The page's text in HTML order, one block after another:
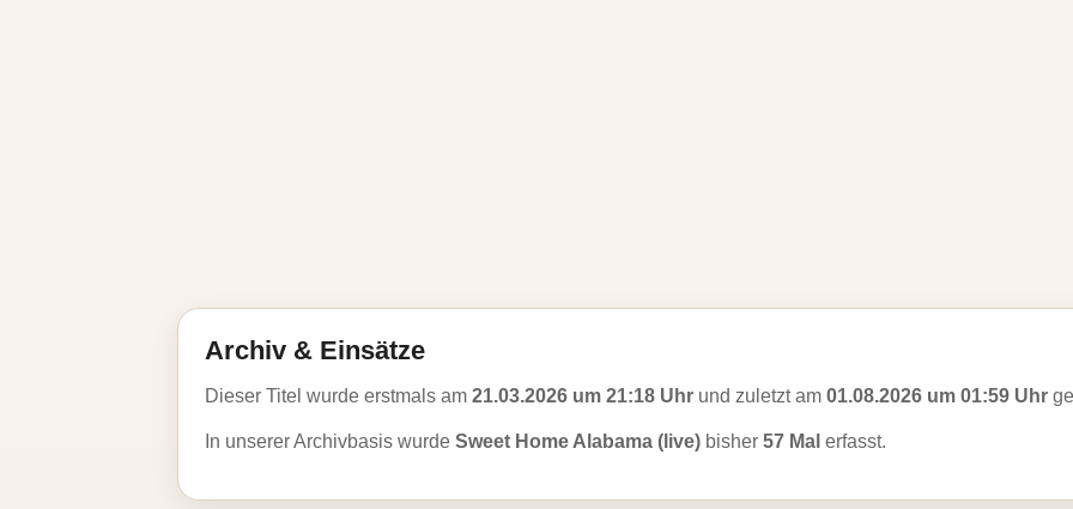
Archiv & Einsätze
Dieser Titel wurde erstmals am 21.03.2026 um 21:18 Uhr und zuletzt am 01.08.2026 um 01:59 Uhr
In unserer Archivbasis wurde Sweet Home Alabama (live) bisher 57 Mal erfasst.